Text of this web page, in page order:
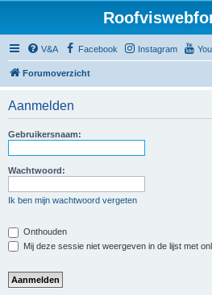
V&A Facebook Instagram
Forumoverzicht
Aanmelden
Gebruikersnaam:
Wachtwoord:
Ik ben mijn wachtwoord vergeten
Onthouden
Mij deze sessie niet weergeven in de lijst met